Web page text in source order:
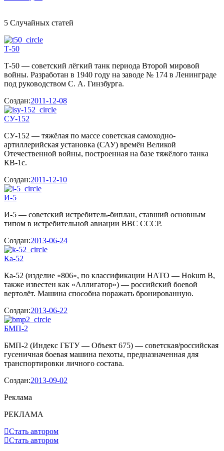
5 Случайных статей
Т-50
Т-50 — советский лёгкий танк периода Второй мировой
войны. Разработан в 1940 году на заводе № 174 в Ленинграде
под руководством С. А. Гинзбурга.
Создан:2011-12-08
СУ-152
СУ-152 — тяжёлая по массе советская самоходно-
артиллерийская установка (САУ) времён Великой
Отечественной войны, построенная на базе тяжёлого танка
КВ-1с.
Создан:2011-12-10
И-5
И-5 — советский истребитель-биплан, ставший основным
типом в истребительной авиации ВВС СССР.
Создан:2013-06-24
Ка-52
Ка-52 (изделие «806», по классификации НАТО — Hokum B,
также известен как «Аллигатор») — российский боевой
вертолёт. Машина способна поражать бронированную.
Создан:2013-06-22
БМП-2
БМП-2 (Индекс ГБТУ — Объект 675) — советская/российская
гусеничная боевая машина пехоты, предназначенная для
транспортировки личного состава.
Создан:2013-09-02
Реклама
РЕКЛАМА
Стать автором
Стать автором